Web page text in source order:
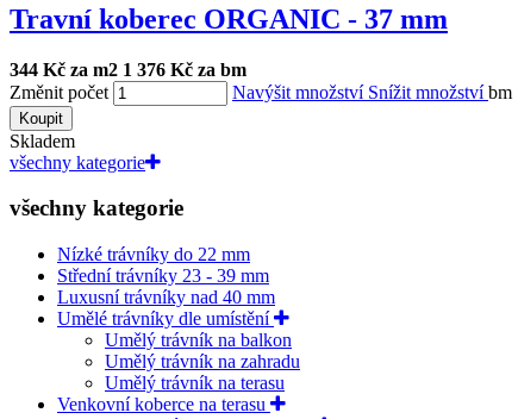
Travní koberec ORGANIC - 37 mm
344 Kč za m2 1 376 Kč za bm
Změnit počet
Navýšit množství Snížit množstvíbm
Koupit
Skladem
všechny kategorie
všechny kategorie
Nízké trávníky do 22 mm
Střední trávníky 23 - 39 mm
Luxusní trávníky nad 40 mm
Umělé trávníky dle umístění
Umělý trávník na balkon
Umělý trávník na zahradu
Umělý trávník na terasu
Venkovní koberce na terasu